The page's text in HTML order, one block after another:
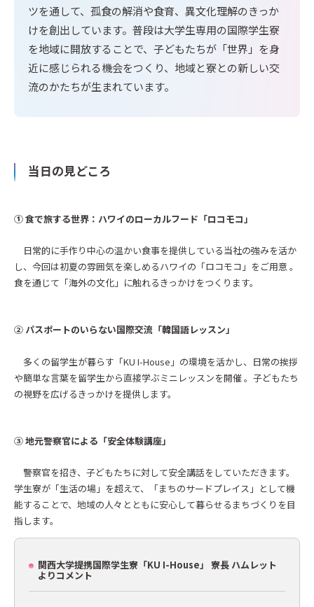
ツを通して、孤食の解消や食育、異文化理解のきっか
けを創出しています。普段は大学生専用の国際学生寮
を地域に開放することで、子どもたちが「世界」を身
近に感じられる機会をつくり、地域と寮との新しい交
流のかたちが生まれています。
当日の見どころ
① 食で旅する世界：ハワイのローカルフード「ロコモコ」
日常的に手作り中心の温かい食事を提供している当社の強みを活か
し、今回は初夏の雰囲気を楽しめるハワイの「ロコモコ」をご用意 。
食を通じて「海外の文化」に触れるきっかけをつくります。
② パスポートのいらない国際交流「韓国語レッスン」
多くの留学生が暮らす「KU I-House」の環境を活かし、日常の挨拶
や簡単な言葉を留学生から直接学ぶミニレッスンを開催 。子どもたち
の視野を広げるきっかけを提供します。
③ 地元警察官による「安全体験講座」
警察官を招き、子どもたちに対して安全講話をしていただきます。
学生寮が「生活の場」を超えて、「まちのサードプレイス」として機
能することで、地域の人々とともに安心して暮らせるまちづくりを目
指します。
関西大学提携国際学生寮「KU I-House」 寮長 ハムレット
よりコメント